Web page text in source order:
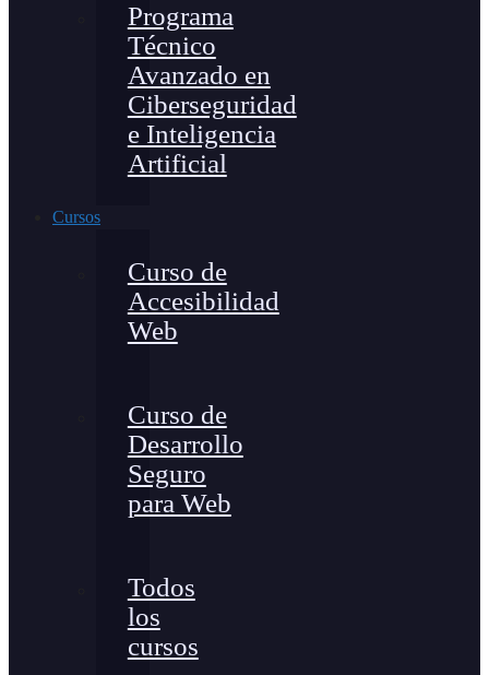
Programa
Técnico
Avanzado en
Ciberseguridad
e Inteligencia
Artificial
Cursos
Curso de
Accesibilidad
Web
Curso de
Desarrollo
Seguro
para Web
Todos
los
cursos